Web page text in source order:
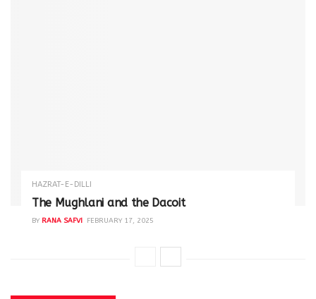
HAZRAT-E-DILLI
The Mughlani and the Dacoit
BY RANA SAFVI FEBRUARY 17, 2025